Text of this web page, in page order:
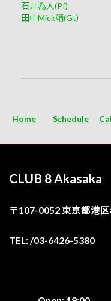
石井為人(Pf)
田中Mick靖(Gt)
Home Schedule
CLUB 8 Akasaka
〒107-0052 東京都港
TEL: /03-6426-5380